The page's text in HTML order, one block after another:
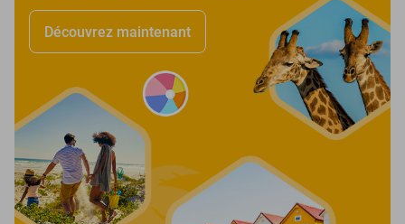
Découvrez maintenant